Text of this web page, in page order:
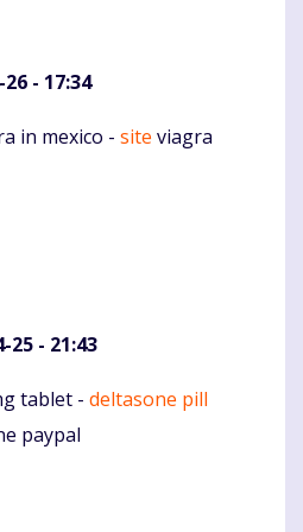
- 17:34
in mexico - site viagra
25 - 21:43
tablet - deltasone pill
paypal